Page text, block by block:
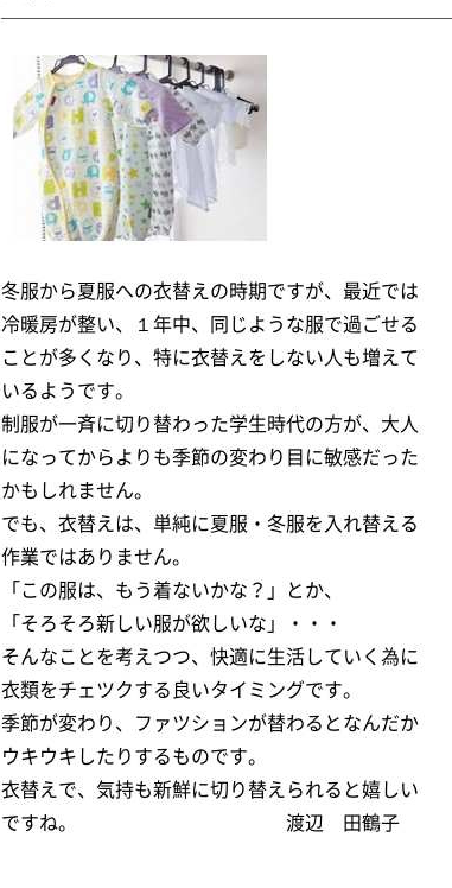
冬服から夏服への衣替えの時期ですが、最近では
冷暖房が整い、１年中、同じような服で過ごせる
ことが多くなり、特に衣替えをしない人も増えて
いるようです。
制服が一斉に切り替わった学生時代の方が、大人
になってからよりも季節の変わり目に敏感だった
かもしれません。
でも、衣替えは、単純に夏服・冬服を入れ替える
作業ではありません。
「この服は、もう着ないかな？」とか、
「そろそろ新しい服が欲しいな」・・・
そんなことを考えつつ、快適に生活していく為に
衣類をチェツクする良いタイミングです。
季節が変わり、ファツションが替わるとなんだか
ウキウキしたりするものです。
衣替えで、気持も新鮮に切り替えられると嬉しい
ですね。 渡辺 田鶴子